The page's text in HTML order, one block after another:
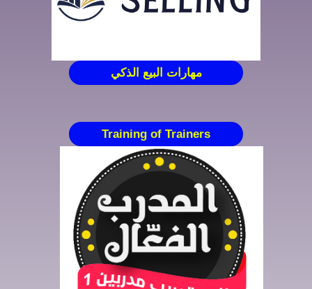
Training of Trainers
مهارات البيع الذكي